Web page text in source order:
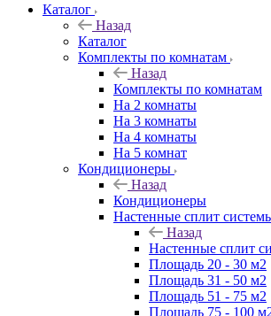
Каталог
Назад
Каталог
Комплекты по комнатам
Назад
Комплекты по комнатам
На 2 комнаты
На 3 комнаты
На 4 комнаты
На 5 комнат
Кондиционеры
Назад
Кондиционеры
Настенные сплит
Назад
Настенные сплит
Площадь 20 - 30 м2
Площадь 31 - 50 м2
Площадь 51 - 75 м2
Площадь 75 - 100